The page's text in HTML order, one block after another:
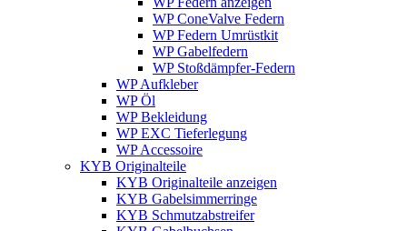
WP ConeValve Federn
WP Federn Umrüstkit
WP Gabelfedern
WP Stoßdämpfer-Federn
WP Aufkleber
WP Öl
WP Bekleidung
WP EXC Tieferlegung
WP Accessoire
KYB Originalteile
KYB Originalteile anzeigen
KYB Gabelsimmerringe
KYB Schmutzabstreifer